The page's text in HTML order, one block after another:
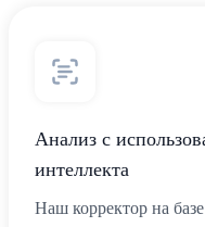
Анализ с
интеллекта
Наш корректор на